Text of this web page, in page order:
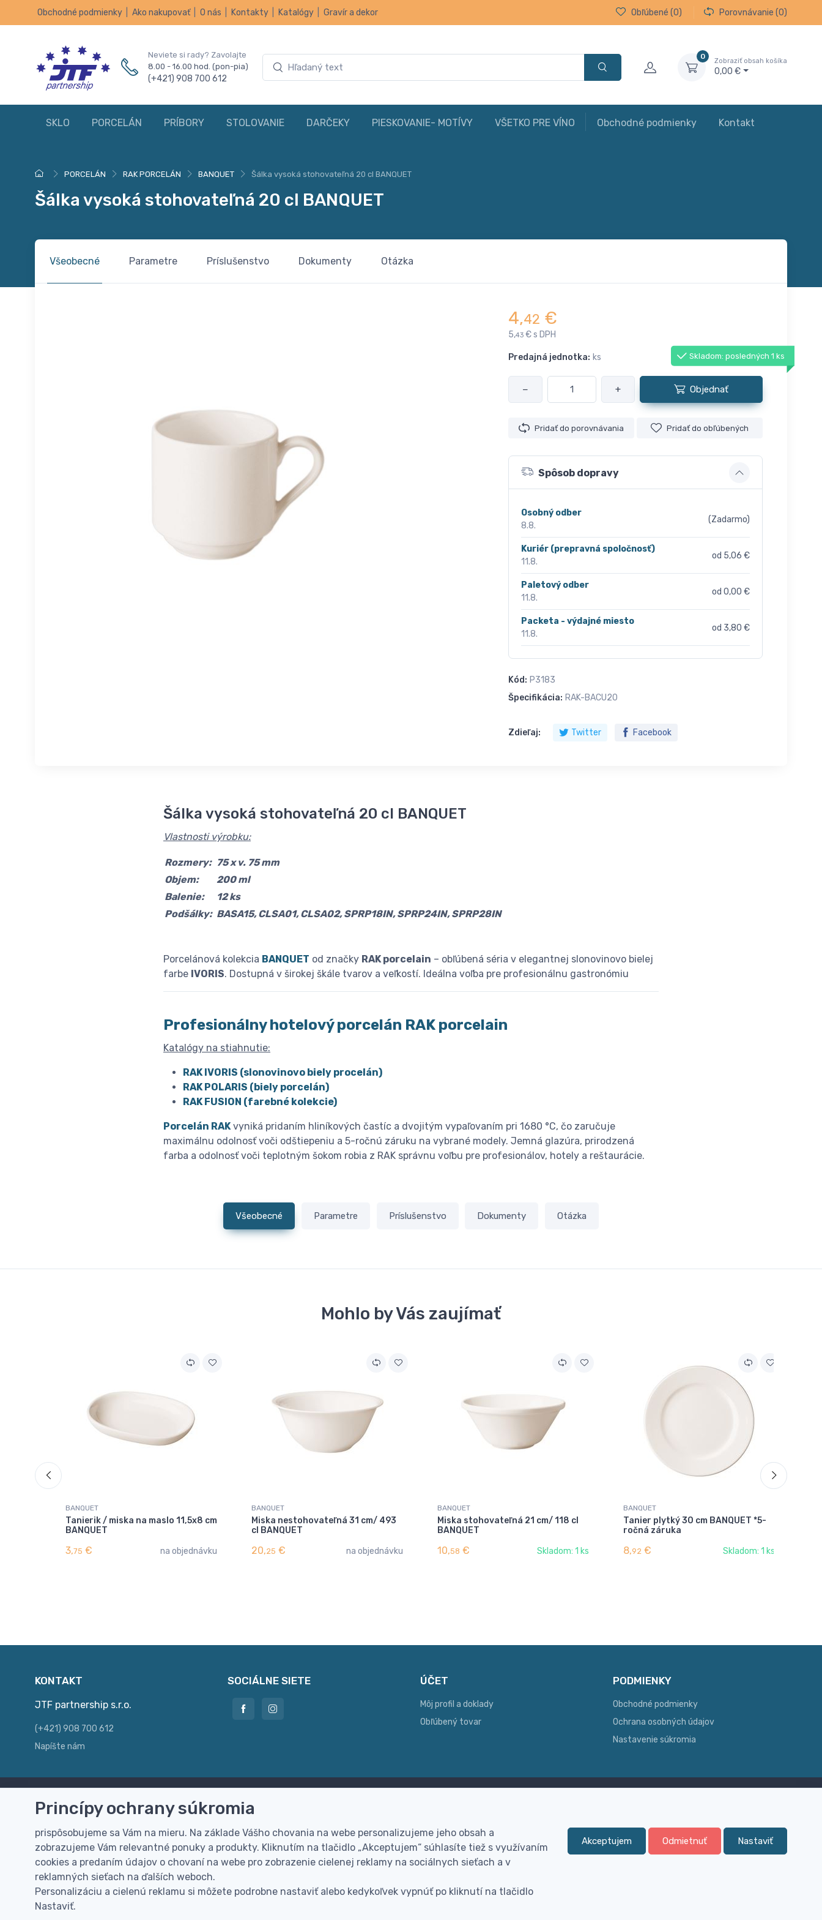
Obchodné podmienky Ako nakupovať O nás Kontakty Katalógy Gravír a dekor Obľúbené (0) Porovnávanie (0)
Neviete si rady? Zavolajte
8.00 - 16.00 hod. (pon-pia)
(+421) 908 700 612
0
Zobraziť obsah košíka
0,00 €
SKLO PORCELÁN PRÍBORY STOLOVANIE DARČEKY PIESKOVANIE- MOTÍVY VŠETKO PRE VÍNO Obchodné podmienky Kontakt
PORCELÁN RAK PORCELÁN BANQUET Šálka vysoká stohovateľná 20 cl BANQUET
Šálka vysoká stohovateľná 20 cl BANQUET
Všeobecné Parametre Príslušenstvo Dokumenty Otázka
4,42 €
5,43 € s DPH
Predajná jednotka: ks Skladom: posledných 1 ks
− + Objednať
Pridať do porovnávania Pridať do obľúbených
Spôsob dopravy
Osobný odber
8.8.
(Zadarmo)
Kuriér (prepravná spoločnosť)
11.8.
od 5,06 €
Paletový odber
11.8.
od 0,00 €
Packeta - výdajné miesto
11.8.
od 3,80 €
Kód: P3183
Špecifikácia: RAK-BACU20
Zdieľaj: Twitter Facebook
Šálka vysoká stohovateľná 20 cl BANQUET
Vlastnosti výrobku:
Rozmery: 75 x v. 75 mm
Objem:
200 ml
Balenie:
12 ks
Podšálky: BASA15, CLSA01, CLSA02, SPRP18IN, SPRP24IN, SPRP28IN
Porcelánová kolekcia BANQUET od značky RAK porcelain – obľúbená séria v elegantnej slonovinovo bielej
farbe IVORIS. Dostupná v širokej škále tvarov a veľkostí. Ideálna voľba pre profesionálnu gastronómiu
Profesionálny hotelový porcelán RAK porcelain
Katalógy na stiahnutie:
RAK IVORIS (slonovinovo biely procelán)
RAK POLARIS (biely porcelán)
RAK FUSION (farebné kolekcie)
Porcelán RAKvyniká pridaním hliníkových častíc a dvojitým vypaľovaním pri 1680 °C, čo zaručuje
maximálnu odolnosť voči odštiepeniu a 5-ročnú záruku na vybrané modely. Jemná glazúra, prirodzená
farba a odolnosť voči teplotným šokom robia z RAK správnu voľbu pre profesionálov, hotely a reštaurácie.
Všeobecné Parametre Príslušenstvo Dokumenty Otázka
Mohlo by Vás zaujímať
BANQUET
Tanierik / miska na maslo 11,5x8 cm
BANQUET
3,75 € na objednávku
BANQUET
Miska nestohovateľná 31 cm/ 493
cl BANQUET
20,25 € na objednávku
BANQUET
Miska stohovateľná 21 cm/ 118 cl
BANQUET
10,58 € Skladom: 1 ks
BANQUET
Tanier plytký 30 cm BANQUET *5-
ročná záruka
8,92 € Skladom: 1 ks
KONTAKT
JTF partnership s.r.o.
(+421) 908 700 612
Napíšte nám
SOCIÁLNE SIETE ÚČET
Môj profil a doklady
Obľúbený tovar
PODMIENKY
Obchodné podmienky
Ochrana osobných údajov
Nastavenie súkromia
Doprava zdarma
100 EUR (bez DPH)
prevodom alebo na dobierku
Vyrobíme Vám vlastný originálny
darček
Široký sortiment, z ktorého Vám
pomôžeme vybrať
Princípy ochrany súkromia
prispôsobujeme sa Vám na mieru. Na základe Vášho chovania na webe personalizujeme jeho obsah a
zobrazujeme Vám relevantné ponuky a produkty. Kliknutím na tlačidlo „Akceptujem“ súhlasíte tiež s využívaním
cookies a predaním údajov o chovaní na webe pro zobrazenie cielenej reklamy na sociálnych sieťach a v
reklamných sieťach na ďalších weboch.
Personalizáciu a cielenú reklamu si môžete podrobne nastaviť alebo kedykoľvek vypnúť po kliknutí na tlačidlo
Nastaviť.
Akceptujem Odmietnuť Nastaviť